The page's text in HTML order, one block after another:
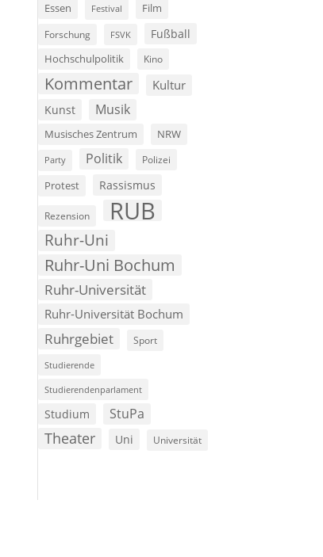
Essen Festival Film
Forschung FSVK Fußball
Hochschulpolitik Kino
Kommentar Kultur
Kunst Musik
Musisches Zentrum NRW
Party Politik Polizei
Protest Rassismus
Rezension RUB
Ruhr-Uni
Ruhr-Uni Bochum
Ruhr-Universität
Ruhr-Universität Bochum
Ruhrgebiet Sport
Studierende
Studierendenparlament
Studium StuPa
Theater Uni Universität